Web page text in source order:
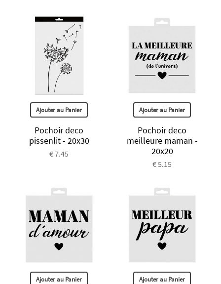
Ajouter au Panier
Pochoir deco
pissenlit - 20x30
€ 7.45
Ajouter au Panier
Pochoir deco
meilleure maman -
20x20
€ 5.15
Ajouter au Panier Ajouter au Panier